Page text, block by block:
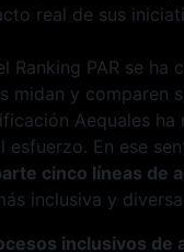
real de sus
Ranking PAR se
midan y comparen
Aequales
En ese
cinco líneas de
inclusiva y
inclusivos de